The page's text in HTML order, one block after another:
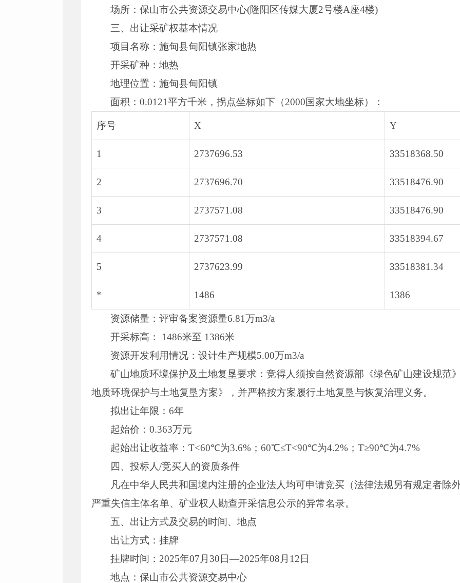
场所：保山市公共资源交易中心(隆阳区传媒大厦2号楼A座4楼)
三、出让采矿权基本情况
项目名称：施甸县甸阳镇张家地热
开采矿种：地热
地理位置：施甸县甸阳镇
面积：0.0121平方千米，拐点坐标如下（2000国家大地坐标）：
序号 X Y
1 2737696.53 33518368.50
2 2737696.70 33518476.90
3 2737571.08 33518476.90
4 2737571.08 33518394.67
5 2737623.99 33518381.34
* 1486 1386
资源储量：评审备案资源量6.81万m3/a
开采标高： 1486米至 1386米
资源开发利用情况：设计生产规模5.00万m3/a
矿山地质环境保护及土地复垦要求：竞得人须按自然资源部《绿色矿山建设规范
地质环境保护与土地复垦方案》，并严格按方案履行土地复垦与恢复治理义务。
拟出让年限：6年
起始价：0.363万元
起始出让收益率：T<60℃为3.6%；60℃≤T<90℃为4.2%；T≥90℃为4.7%
四、投标人/竞买人的资质条件
凡在中华人民共和国境内注册的企业法人均可申请竞买（法律法规另有规定者除
严重失信主体名单、矿业权人勘查开采信息公示的异常名录。
五、出让方式及交易的时间、地点
出让方式：挂牌
挂牌时间：2025年07月30日—2025年08月12日
地点：保山市公共资源交易中心